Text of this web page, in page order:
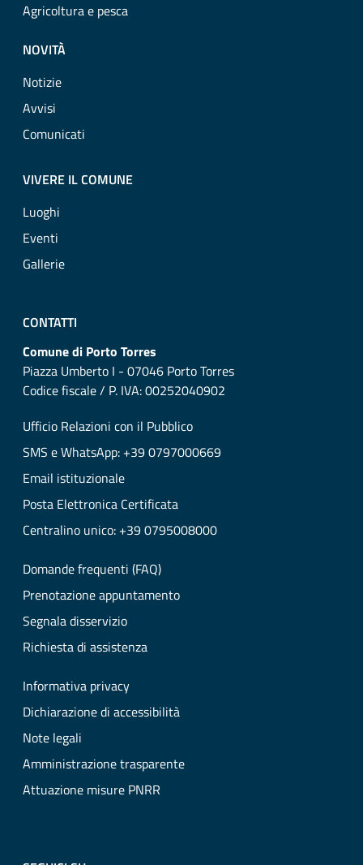
Agricoltura e pesca
NOVITÀ
Notizie
Avvisi
Comunicati
VIVERE IL COMUNE
Luoghi
Eventi
Gallerie
CONTATTI
Comune di Porto Torres
Piazza Umberto I - 07046 Porto Torres
Codice fiscale / P. IVA: 00252040902
Ufficio Relazioni con il Pubblico
SMS e WhatsApp: +39 0797000669
Email istituzionale
Posta Elettronica Certificata
Centralino unico: +39 0795008000
Domande frequenti (FAQ)
Prenotazione appuntamento
Segnala disservizio
Richiesta di assistenza
Informativa privacy
Dichiarazione di accessibilità
Note legali
Amministrazione trasparente
Attuazione misure PNRR